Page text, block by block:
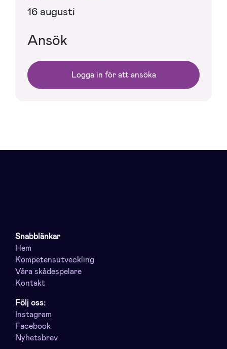
16 augusti
Ansök
Logga in för att ansöka
Snabblänkar
Hem
Kompetensutveckling
Våra skådespelare
Kontakt
Följ oss:
Instagram
Facebook
Nyhetsbrev